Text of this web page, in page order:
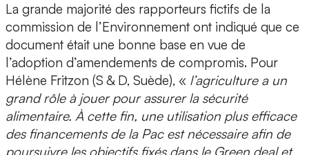
La grande majorité des rapporteurs fictifs de la
commission de l’Environnement ont indiqué que ce
document était une bonne base en vue de
l’adoption d’amendements de compromis. Pour
Hélène Fritzon (S & D, Suède), « l’agriculture a un
grand rôle à jouer pour assurer la sécurité
alimentaire. À cette fin, une utilisation plus efficace
des financements de la Pac est nécessaire afin de
poursuivre les objectifs fixés dans le Green deal et